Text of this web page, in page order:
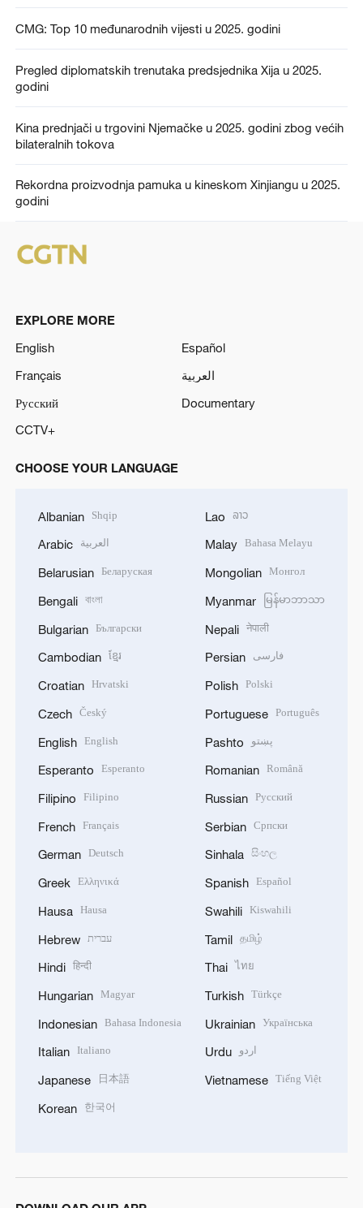
CMG: Top 10 međunarodnih vijesti u 2025. godini
Pregled diplomatskih trenutaka predsjednika Xija u 2025.
godini
Kina prednjači u trgovini Njemačke u 2025. godini zbog većih
bilateralnih tokova
Rekordna proizvodnja pamuka u kineskom Xinjiangu u 2025.
godini
EXPLORE MORE
English
Español
Français
العربية
Русский
Documentary
CCTV+
CHOOSE YOUR LANGUAGE
Albanian Shqip
Arabic العربية
Belarusian Беларуская
Bengali বাংলা
Bulgarian Български
Cambodian ខ្មែរ
Croatian Hrvatski
Czech Český
English English
Esperanto Esperanto
Filipino Filipino
French Français
German Deutsch
Greek Ελληνικά
Hausa Hausa
Hebrew עברית
Hindi हिन्दी
Hungarian Magyar
Indonesian Bahasa Indonesia
Italian Italiano
Japanese 日本語
Korean 한국어
Lao ລາວ
Malay Bahasa Melayu
Mongolian Монгол
Myanmar မြန်မာဘာသာ
Nepali नेपाली
Persian فارسی
Polish Polski
Portuguese Português
Pashto پښتو
Romanian Română
Russian Русский
Serbian Српски
Sinhala සිංහල
Spanish Español
Swahili Kiswahili
Tamil தமிழ்
Thai ไทย
Turkish Türkçe
Ukrainian Українська
Urdu اردو
Vietnamese Tiếng Việt